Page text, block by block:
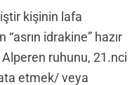
kişinin lafa
idrakine” hazır
ruhunu, 21.nci
etmek/ veya